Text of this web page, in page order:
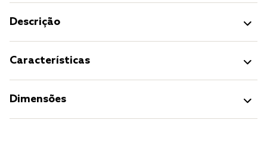
Descrição
Características
Dimensões